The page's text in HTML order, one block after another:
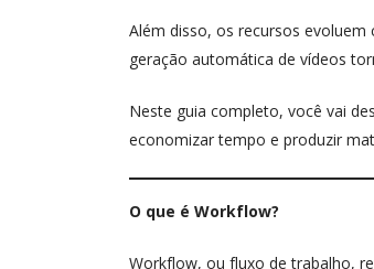
Além disso, os recursos
geração automática de vídeos
Neste guia completo, você vai
economizar tempo e produzir
O que é Workflow?
Workflow, ou fluxo de trabalho,